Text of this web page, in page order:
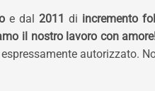
e dal 2011 di incremento
il nostro lavoro con
autorizzato.